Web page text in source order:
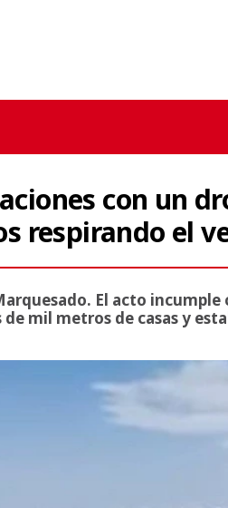
con un
respirando el
El acto
mil metros de casas y